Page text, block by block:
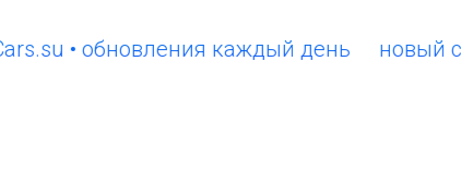
• обновления каждый день новый сайт